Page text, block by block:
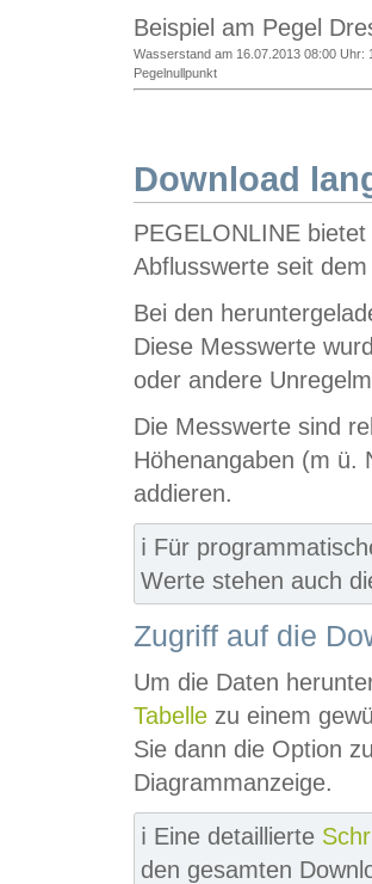
Beispiel am Pegel
Wasserstand am 16.07.2013 08:00 Uhr:
Pegelnullpunkt
Download
PEGELONLINE
Abflusswerte seit
Bei den
Diese Messwerte
oder andere
Die Messwerte sind
Höhenangaben (m ü.
addieren.
ℹ️ Für
Werte stehen auch
Zugriff auf die
Um die Daten
Tabelle zu einem
Sie dann die Option
Diagrammanzeige.
ℹ️ Eine detaillierte
den gesamten